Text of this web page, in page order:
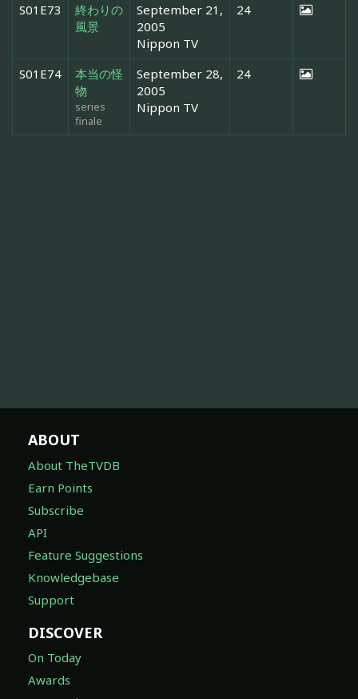
S01E73
終わりの
風景
September 21,
2005
Nippon TV
24
S01E74
本当の怪
物
series
finale
September 28,
2005
Nippon TV
24
ABOUT
About TheTVDB
Earn Points
Subscribe
API
Feature Suggestions
Knowledgebase
Support
DISCOVER
On Today
Awards